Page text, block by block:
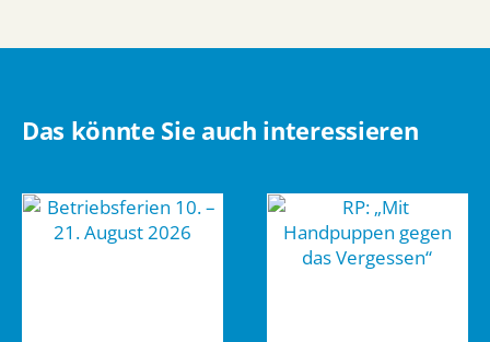
Das könnte Sie auch interessieren